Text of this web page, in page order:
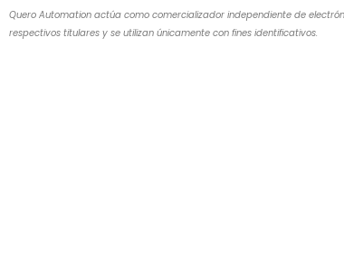
Quero Automation actúa como comercializador independiente de
respectivos titulares y se utilizan únicamente con fines identificativos.